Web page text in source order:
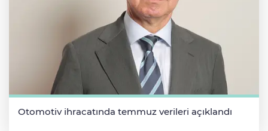
Otomotiv ihracatında temmuz verileri açıklandı